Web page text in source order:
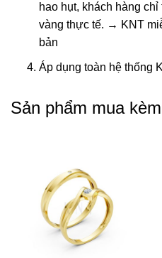
hao hụt, khách hàng
vàng thực tế. → KNT
bản
Áp dụng toàn hệ thống
Sản phẩm mua kèm